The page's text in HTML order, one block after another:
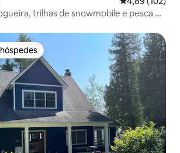
trilhas de snowmobile e pesca no
preferidos dos hóspedes